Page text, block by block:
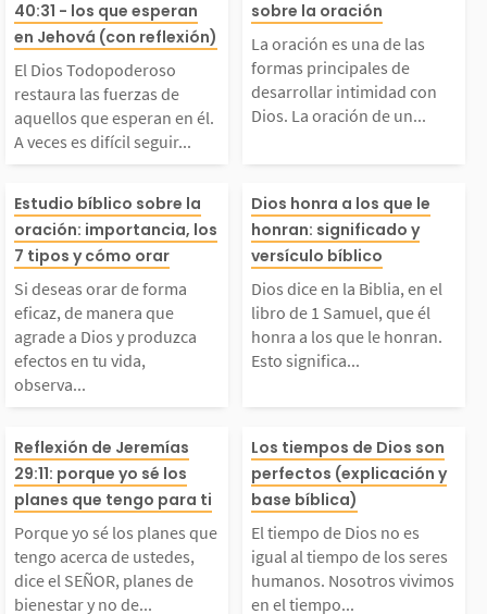
versículo dice asmo propósito
r a...
las fuerzas d
aquellos que espera
en él. A veces es difí
seguir el camino, p
Dios no se cansa
deja de ayudarnos.
40:31 - los que esperan
en Jehová (con reflexión)
El Dios Todopoderoso
restaura las fuerzas de
aquellos que esperan en él.
A veces es difícil seguir...
as formas
de desarrollar
ad con Dios.
ón de un justo
rosa y eficaz
o 5:16), y es
s...
sobre la oración
La oración es una de las
formas principales de
desarrollar intimidad con
Dios. La oración de un...
deseas orar de form
eficaz, de manera q
agrade a Dios y pr
efectos en tu v
observa cuidados
lo que la Bibli
enseña y disfruta de
Estudio bíblico sobre la
oración: importancia, los
7 tipos y cómo orar
Si deseas orar de forma
eficaz, de manera que
agrade a Dios y produzca
efectos en tu vida,
observa...
Dios dice en
en el libro de 1
l, que él honra
ue le honran.
nifica que
y bendice a
son fieles y lo
n...
Dios honra a los que le
honran: significado y
versículo bíblico
Dios dice en la Biblia, en el
libro de 1 Samuel, que él
honra a los que le honran.
Esto significa...
yo sé los plan
que tengo acerca d
ustedes, dice el SEÑ
Reflexión de Jeremías
29:11: porque yo sé los
planes que tengo para ti
Porque yo sé los planes que
tengo acerca de ustedes,
dice el SEÑOR, planes de
bienestar y no de...
El tiempo de
es igual al
os seres
Los tiempos de Dios son
perfectos (explicación y
base bíblica)
El tiempo de Dios no es
igual al tiempo de los seres
humanos. Nosotros vivimos
en el tiempo...